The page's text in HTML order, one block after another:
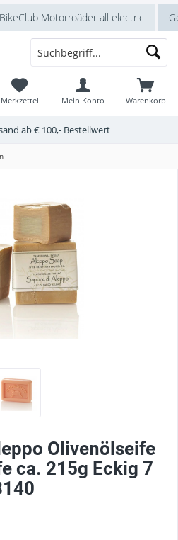
Motorroäder all electric
ab € 100,- Bestellwert
Warenkorb
Merkzettel Mein Konto
Olivenölseife
ca. 215g Eckig 7